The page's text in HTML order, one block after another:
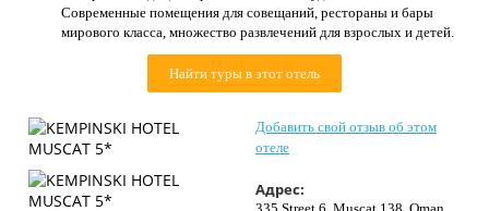
Как купить
Современные помещения для совещаний, рестораны и бары
мирового класса, множество развлечений для взрослых и детей.
Найти туры в этот отель
Добавить свой отзыв об этом
отеле
Адрес: